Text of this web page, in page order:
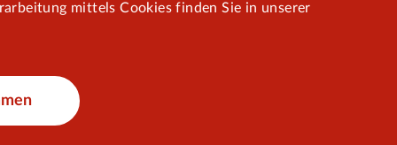
mittels Cookies finden Sie in unserer